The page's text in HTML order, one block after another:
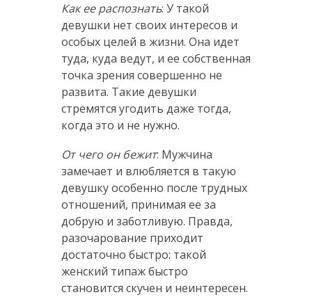
Как ее распознать: У такой
девушки нет своих интересов и
особых целей в жизни. Она идет
туда, куда ведут, и ее собственная
точка зрения совершенно не
развита. Такие девушки
стремятся угодить даже тогда,
когда это и не нужно.
От чего он бежит: Мужчина
замечает и влюбляется в такую
девушку особенно после трудных
отношений, принимая ее за
добрую и заботливую. Правда,
разочарование приходит
достаточно быстро: такой
женский типаж быстро
становится скучен и неинтересен.